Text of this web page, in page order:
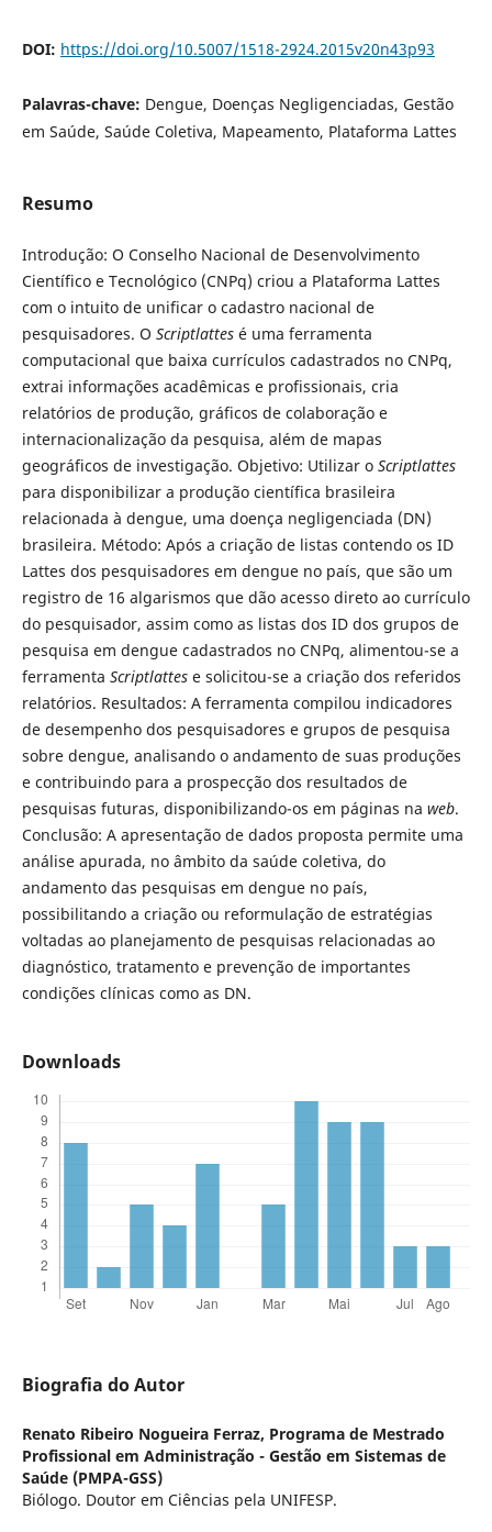
DOI: https://doi.org/10.5007/1518-2924.2015v20n43p93
Palavras-chave: Dengue, Doenças Negligenciadas, Gestão
em Saúde, Saúde Coletiva, Mapeamento, Plataforma Lattes
Resumo
Introdução: O Conselho Nacional de Desenvolvimento
Científico e Tecnológico (CNPq) criou a Plataforma Lattes
com o intuito de unificar o cadastro nacional de
pesquisadores. O Scriptlattesé uma ferramenta
computacional que baixa currículos cadastrados no CNPq,
extrai informações acadêmicas e profissionais, cria
relatórios de produção, gráficos de colaboração e
internacionalização da pesquisa, além de mapas
geográficos de investigação. Objetivo: Utilizar o Scriptlattes
para disponibilizar a produção científica brasileira
relacionada à dengue, uma doença negligenciada (DN)
brasileira. Método: Após a criação de listas contendo os ID
Lattes dos pesquisadores em dengue no país, que são um
registro de 16 algarismos que dão acesso direto ao currículo
do pesquisador, assim como as listas dos ID dos grupos de
pesquisa em dengue cadastrados no CNPq, alimentou-se a
ferramenta Scriptlattese solicitou-se a criação dos referidos
relatórios. Resultados: A ferramenta compilou indicadores
de desempenho dos pesquisadores e grupos de pesquisa
sobre dengue, analisando o andamento de suas produções
e contribuindo para a prospecção dos resultados de
pesquisas futuras, disponibilizando-os em páginas na web.
Conclusão: A apresentação de dados proposta permite uma
análise apurada, no âmbito da saúde coletiva, do
andamento das pesquisas em dengue no país,
possibilitando a criação ou reformulação de estratégias
voltadas ao planejamento de pesquisas relacionadas ao
diagnóstico, tratamento e prevenção de importantes
condições clínicas como as DN.
Downloads
Biografia do Autor
Renato Ribeiro Nogueira Ferraz, Programa de Mestrado
Profissional em Administração - Gestão em Sistemas de
Saúde (PMPA-GSS)
Biólogo. Doutor em Ciências pela UNIFESP.